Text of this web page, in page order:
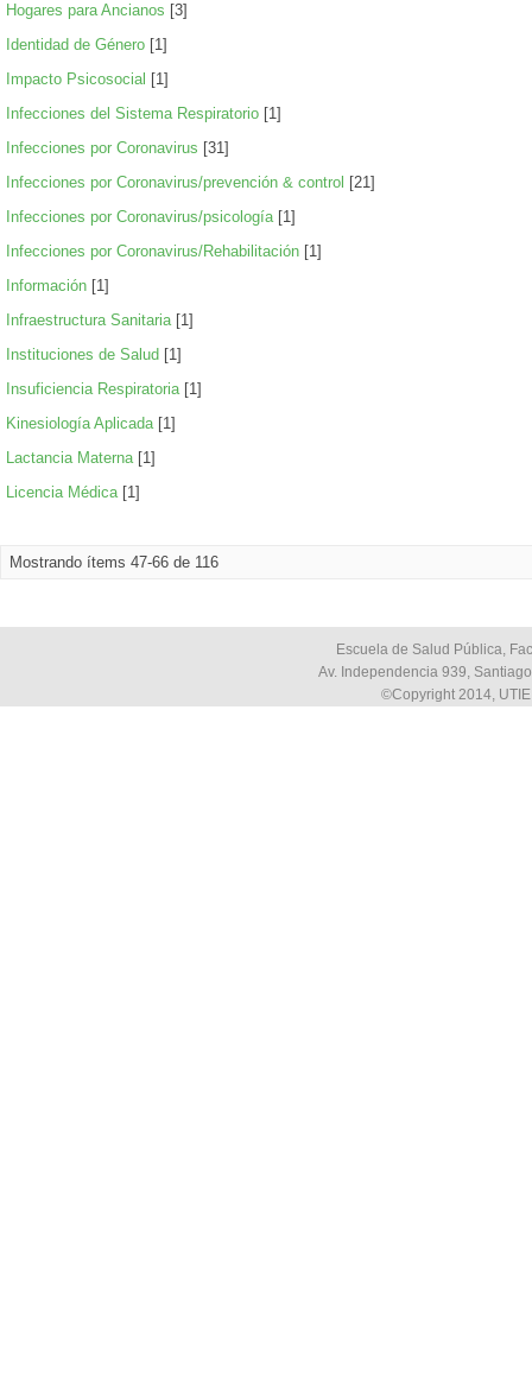
Hogares para Ancianos [3]
Identidad de Género [1]
Impacto Psicosocial [1]
Infecciones del Sistema Respiratorio [1]
Infecciones por Coronavirus [31]
Infecciones por Coronavirus/prevención & control [21]
Infecciones por Coronavirus/psicología[1]
Infecciones por Coronavirus/Rehabilitación [1]
Información [1]
Infraestructura Sanitaria[1]
Instituciones de Salud [1]
Insuficiencia Respiratoria[1]
Kinesiología Aplicada[1]
Lactancia Materna[1]
Licencia Médica[1]
Mostrando ítems 47-66 de 116
Escuela de Salud Pública,
Av. Independencia 939,
©Copyright 2014,